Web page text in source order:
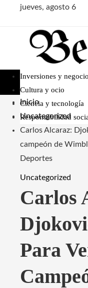
jueves, agosto 6
Inversiones y
Cultura y ocio
Ciencia y tecnología
Responsabilidad
Inicio
Uncategorized
Carlos Alcaraz:
campeón de
Deportes
Uncategorized
Carlos
Para